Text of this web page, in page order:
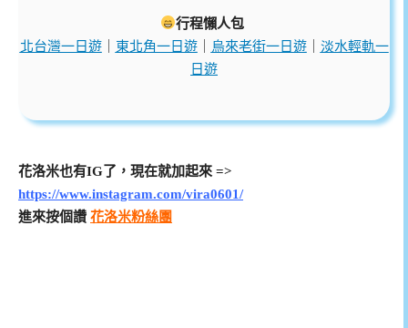
行程懶人包
北台灣一日遊｜ 東北角一日遊｜ 烏來老街一日遊｜ 淡水輕軌一
日遊
花洛米也有IG了，現在就加起來 =>
https://www.instagram.com/vira0601/
進來按個讚 花洛米粉絲團